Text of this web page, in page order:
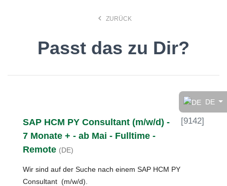
DE
Finde den Job, der Dir
search
keyboard_arrow_left ZURÜCK
Passt das zu Dir?
SAP HCM PY Consultant (m/w/d) -
7 Monate + - ab Mai - Fulltime -
Remote (DE)
[9142]
Wir sind auf der Suche nach einem SAP HCM PY
Consultant (m/w/d).